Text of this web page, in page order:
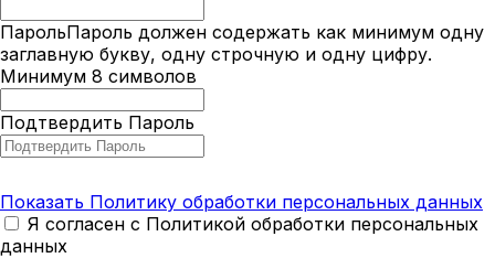
ПарольПароль должен содержать как минимум одну
заглавную букву, одну строчную и одну цифру.
Минимум 8 символов
Подтвердить Пароль
Показать Политику обработки персональных данных
Я согласен с Политикой обработки персональных
данных